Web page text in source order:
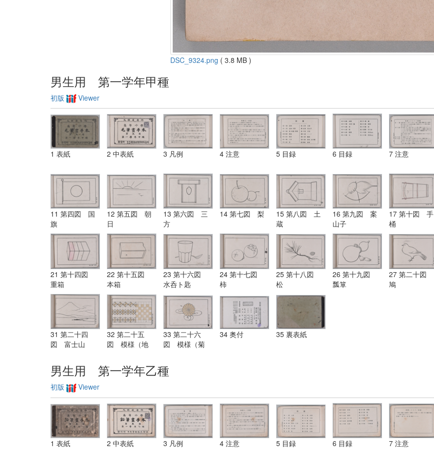
DSC_9324.png ( 3.8 MB )
男生用 第一学年甲種
初版 Viewer
1 表紙 2 中表紙 3 凡例 4 注意 5 目録 6 目録 7 注意
11 第四図 国
旗
12 第五図 朝
日
13 第六図 三
方
14 第七図 梨
15 第八図 土
蔵
16 第九図 案
山子
17 第十図 手
桶
21 第十四図
重箱
22 第十五図
本箱
23 第十六図
水呑ト匙
24 第十七図
柿
25 第十八図
松
26 第十九図
瓢箪
27 第二十図
鳩
31 第二十四
図 富士山
32 第二十五
図 模様（地
33 第二十六
図 模様（菊
34 奥付 35 裏表紙
男生用 第一学年乙種
初版 Viewer
1 表紙 2 中表紙 3 凡例 4 注意 5 目録 6 目録 7 注意